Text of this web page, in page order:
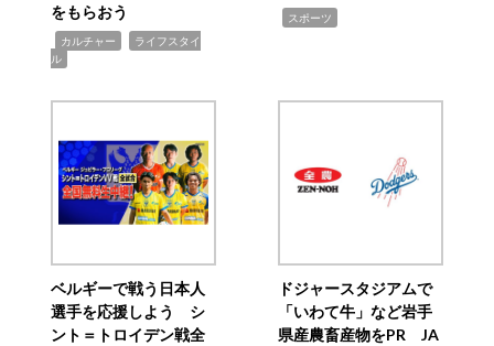
をもらおう
カルチャー
ライフスタイ
ル
スポーツ
ベルギーで戦う日本人
選手を応援しよう シ
ント＝トロイデン戦全
ドジャースタジアムで
「いわて牛」など岩手
県産農畜産物をPR JA